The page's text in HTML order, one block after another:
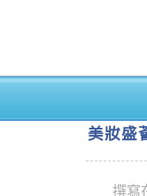
美妝盛
撰寫